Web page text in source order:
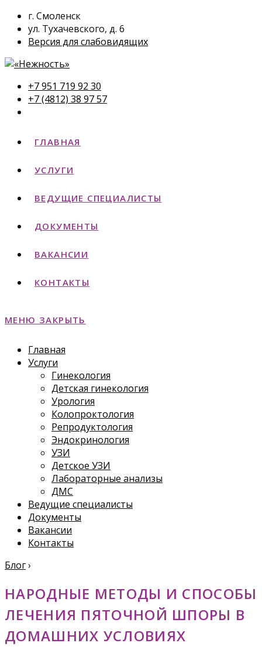
г. Смоленск
ул. Тухачевского, д. 6
Версия для слабовидящих
+7 951 719 92 30
+7 (4812) 38 97 57
ГЛАВНАЯ
УСЛУГИ
ВЕДУЩИЕ СПЕЦИАЛИСТЫ
ДОКУМЕНТЫ
ВАКАНСИИ
КОНТАКТЫ
МЕНЮ ЗАКРЫТЬ
Главная
Услуги
Гинекология
Детская гинекология
Урология
Колопроктология
Репродуктология
Эндокринология
УЗИ
Детское УЗИ
Лабораторные анализы
ДМС
Ведущие специалисты
Документы
Вакансии
Контакты
Блог›
НАРОДНЫЕ МЕТОДЫ И СПОСОБЫ
ЛЕЧЕНИЯ ПЯТОЧНОЙ ШПОРЫ В
ДОМАШНИХ УСЛОВИЯХ